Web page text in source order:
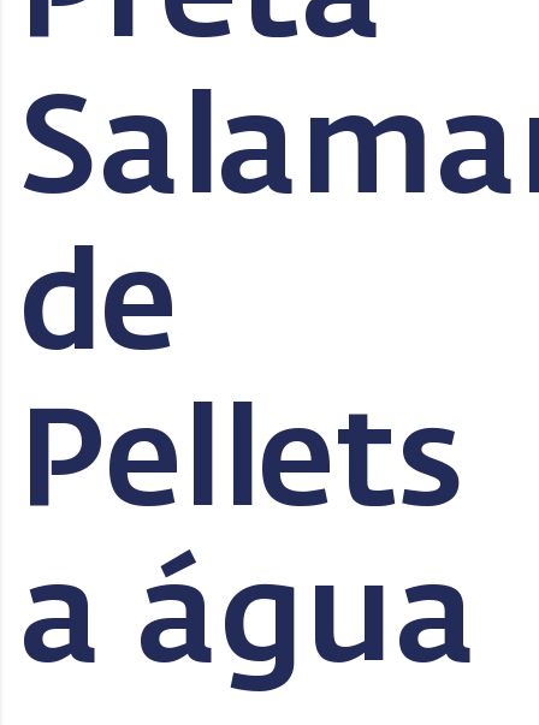
de
Pellets
a água